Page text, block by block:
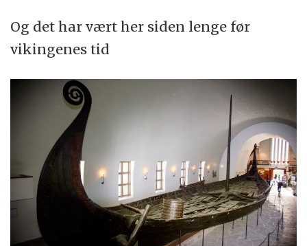
Og det har vært her siden lenge før
vikingenes tid